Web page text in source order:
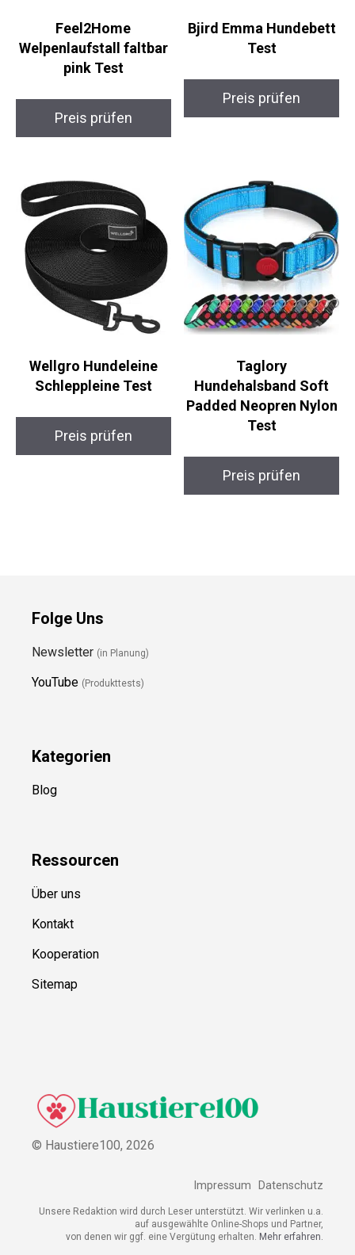
Feel2Home
Welpenlaufstall faltbar
pink Test
Preis prüfen
Bjird Emma Hundebett
Test
Preis prüfen
Wellgro Hundeleine
Schleppleine Test
Preis prüfen
Taglory
Hundehalsband Soft
Padded Neopren Nylon
Test
Preis prüfen
Folge Uns
Newsletter (in Planung)
YouTube (Produkttests)
Kategorien
Blog
Ressourcen
Über uns
Kontakt
Kooperation
Sitemap
© Haustiere100, 2026
Impressum Datenschutz
Unsere Redaktion wird durch Leser unterstützt. Wir verlinken u.a.
auf ausgewählte Online-Shops und Partner,
von denen wir ggf. eine Vergütung erhalten. Mehr erfahren.